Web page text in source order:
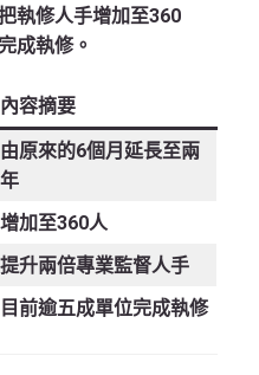
執修人手增加至360
成執修。
內容摘要
由原來的6個月 延長至兩
年
增加至360人
提升兩倍專業監督人手
目前逾五成單位完成執修